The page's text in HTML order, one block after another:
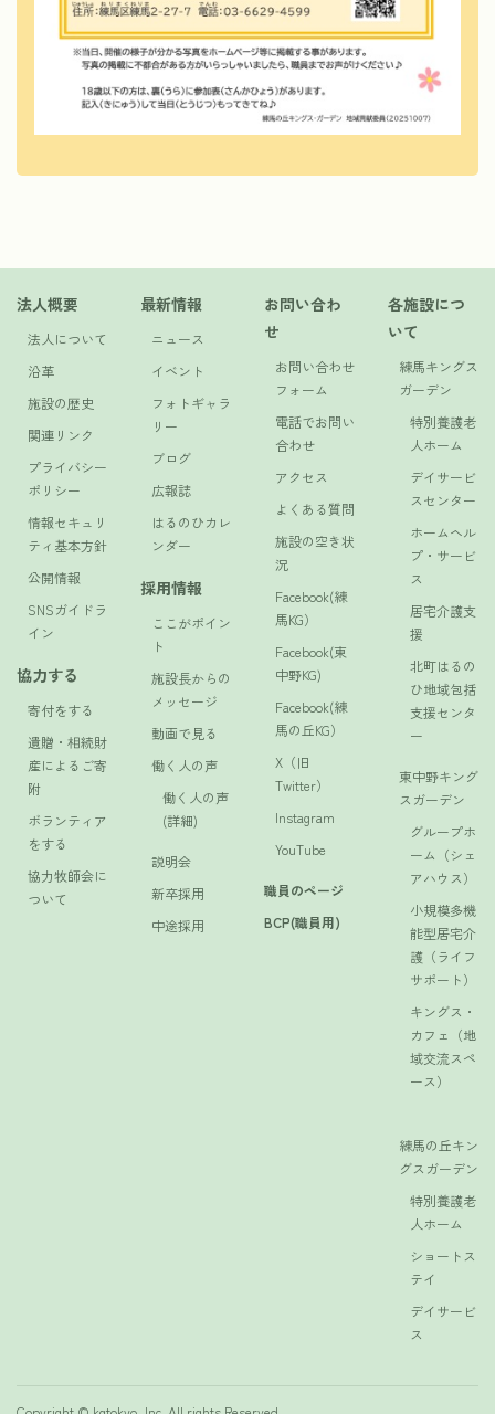
法人概要
法人について
沿革
施設の歴史
関連リンク
プライバシー
ポリシー
情報セキュリ
ティ基本方針
公開情報
SNSガイドラ
イン
協力する
寄付をする
遺贈・相続財
産によるご寄
附
ボランティア
をする
協力牧師会に
ついて
最新情報
ニュース
イベント
フォトギャラ
リー
ブログ
広報誌
はるのひカレ
ンダー
採用情報
ここがポイン
ト
施設長からの
メッセージ
動画で見る
働く人の声
働く人の声
(詳細)
説明会
新卒採用
中途採用
お問い合わ
せ
お問い合わせ
フォーム
電話でお問い
合わせ
アクセス
よくある質問
施設の空き状
況
Facebook(練
馬KG）
Facebook(東
中野KG)
Facebook(練
馬の丘KG）
X（旧
Twitter）
Instagram
YouTube
職員のページ
BCP(職員用)
各施設につ
いて
練馬キングス
ガーデン
特別養護老
人ホーム
デイサービ
スセンター
ホームヘル
プ・サービ
ス
居宅介護支
援
北町はるの
ひ地域包括
支援センタ
ー
東中野キング
スガーデン
グループホ
ーム（シェ
アハウス）
小規模多機
能型居宅介
護（ライフ
サポート）
キングス・
カフェ（地
域交流スペ
ース）
練馬の丘キン
グスガーデン
特別養護老
人ホーム
ショートス
テイ
デイサービ
ス